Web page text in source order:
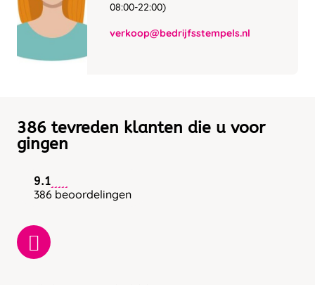
08:00-22:00)
verkoop@bedrijfsstempels.nl
386 tevreden klanten die u voor
gingen
9.1
386 beoordelingen